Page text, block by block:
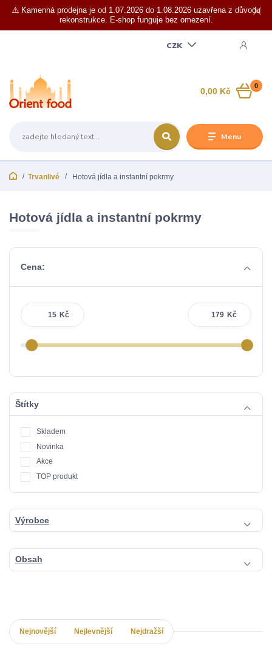
⚠️ Kamenná prodejna je od 1.07.2026 do 1.08.2026 uzavřena z důvodu
rekonstrukce. E-shop funguje bez omezení.
Menu
CZK
0
0,00 Kč
Trvanlivé Hotová jídla a instantní pokrmy
Hotová jídla a instantní pokrmy
Cena:
Kč Kč
Štítky
Skladem
Novinka
Akce
TOP produkt
Výrobce
Obsah
Nejnovější Nejlevnější Nejdražší